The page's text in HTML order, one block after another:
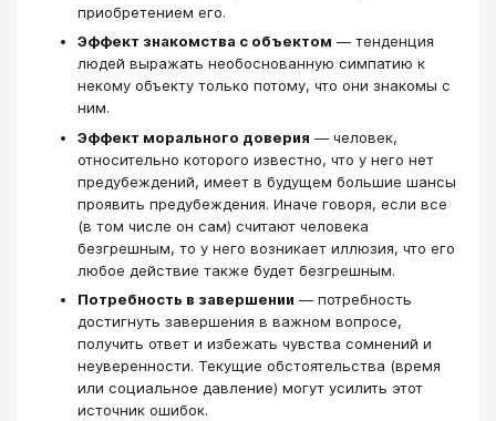
приобретением его.
Эффект знакомства с объектом — тенденция
людей выражать необоснованную симпатию к
некому объекту только потому, что они знакомы с
ним.
Эффект морального доверия — человек,
относительно которого известно, что у него нет
предубеждений, имеет в будущем большие шансы
проявить предубеждения. Иначе говоря, если все
(в том числе он сам) считают человека
безгрешным, то у него возникает иллюзия, что его
любое действие также будет безгрешным.
Потребность в завершении — потребность
достигнуть завершения в важном вопросе,
получить ответ и избежать чувства сомнений и
неуверенности. Текущие обстоятельства (время
или социальное давление) могут усилить этот
источник ошибок.